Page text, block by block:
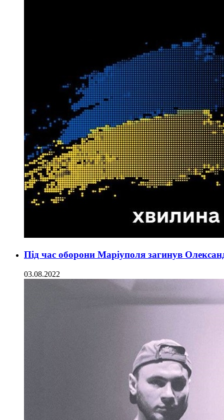
Під час оборони Маріуполя загинув
03.08.2022